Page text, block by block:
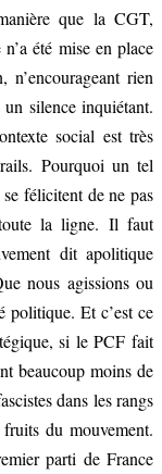
que la CGT,
été mise en place
rien
silence inquiétant.
social est très
Pourquoi un tel
félicitent de ne pas
la ligne. Il faut
dit apolitique
nous agissions ou
politique. Et c’est ce
si le PCF fait
beaucoup moins de
dans les rangs
du mouvement.
parti de France